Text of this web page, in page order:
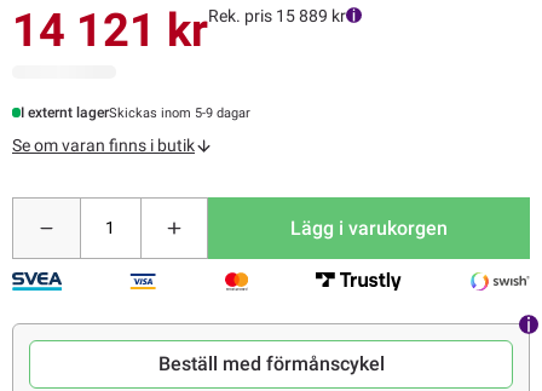
14 121 krRek. pris 15 889 kr
I externt lagerSkickas inom 5-9 dagar
Se om varan finns i butik
Lägg i varukorgen
Beställ med förmånscykel